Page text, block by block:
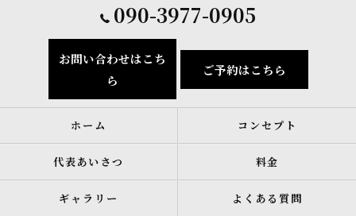
090-3977-0905
お問い合わせはこち
ら
ご予約はこちら
ホーム コンセプト
代表あいさつ 料金
ギャラリー よくある質問